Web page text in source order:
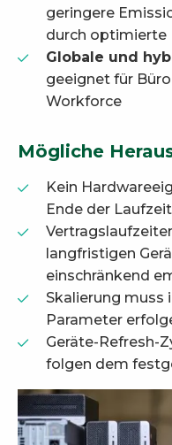
geringere
durch optimierte
Globale und
geeignet für
Workforce
Mögliche
Kein
Ende der
langfristigen
einschränkend
Skalierung muss
Parameter
Geräte-Refresh-
folgen dem